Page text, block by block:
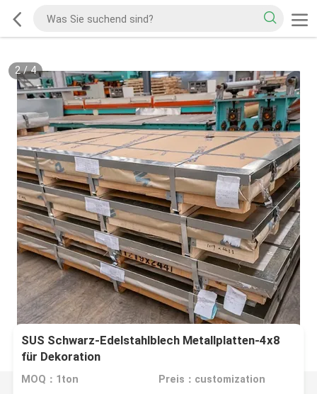
2/4
SUS Schwarz-Edelstahlblech Metallplatten-4x8
für Dekoration
MOQ：1ton Preis：customization